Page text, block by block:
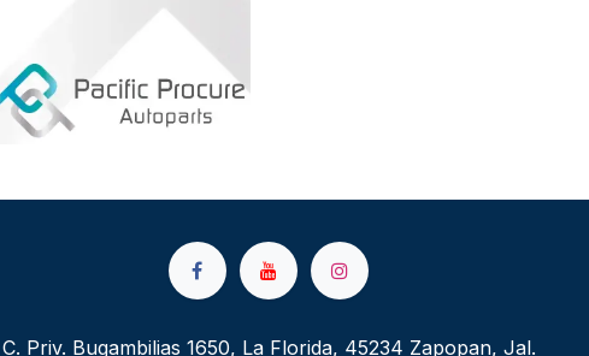
C. Priv. Bugambilias 1650, La Florida, 45234 Zapopan, Jal.